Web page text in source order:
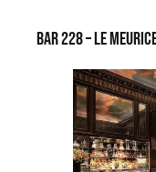
Bar 228 – Le